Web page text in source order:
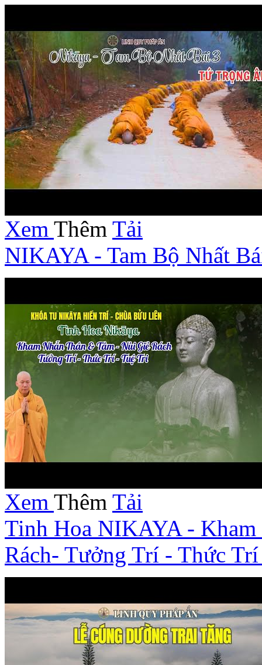
Xem Thêm Tải
NIKAYA - Tam Bộ Nhất
Xem Thêm Tải
Tinh Hoa NIKAYA -
Rách- Tưởng Trí - Thức